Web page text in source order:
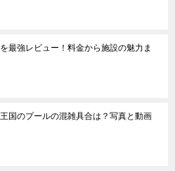
最強レビュー！料金から施設の魅力ま
国のプールの混雑具合は？写真と動画